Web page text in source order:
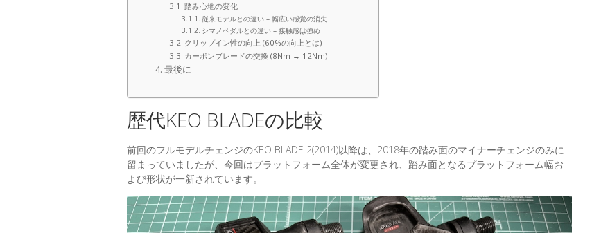
踏み心地の変化
従来モデルとの違い – 幅広い感覚の消失
シマノペダルとの違い – 接触感は強め
クリップイン性の向上 (60%の向上とは)
カーボンブレードの交換 (8Nm → 12Nm)
最後に
歴代KEO BLADEの比較
前回のフルモデルチェンジのKEO BLADE 2(2014)以降は、2018年の踏み面のマイナーチェンジのみに
留まっていましたが、今回はプラットフォーム全体が変更され、踏み面となるプラットフォーム幅お
よび形状が一新されています。